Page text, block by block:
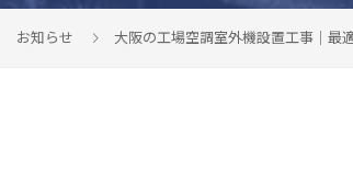
お知らせ 大阪の工場空調室外機設置工事｜最